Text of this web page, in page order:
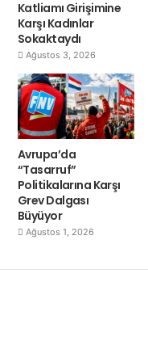
Katliamı Girişimine
Karşı Kadınlar
Sokaktaydı
Ağustos 3, 2026
Avrupa’da
“Tasarruf”
Politikalarına Karşı
Grev Dalgası
Büyüyor
Ağustos 1, 2026